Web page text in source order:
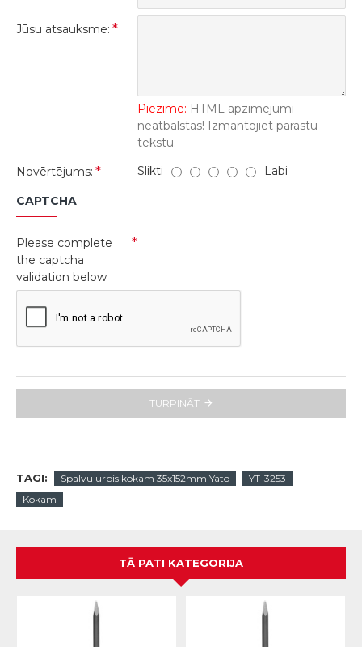
Jūsu atsauksme:
Piezīme: HTML apzīmējumi
neatbalstās! Izmantojiet parastu
tekstu.
Novērtējums:
Slikti Labi
CAPTCHA
Please complete
the captcha
validation below
TURPINĀT
TAGI: Spalvu urbis kokam 35x152mm Yato
YT-3253
Kokam
TĀ PATI KATEGORIJA